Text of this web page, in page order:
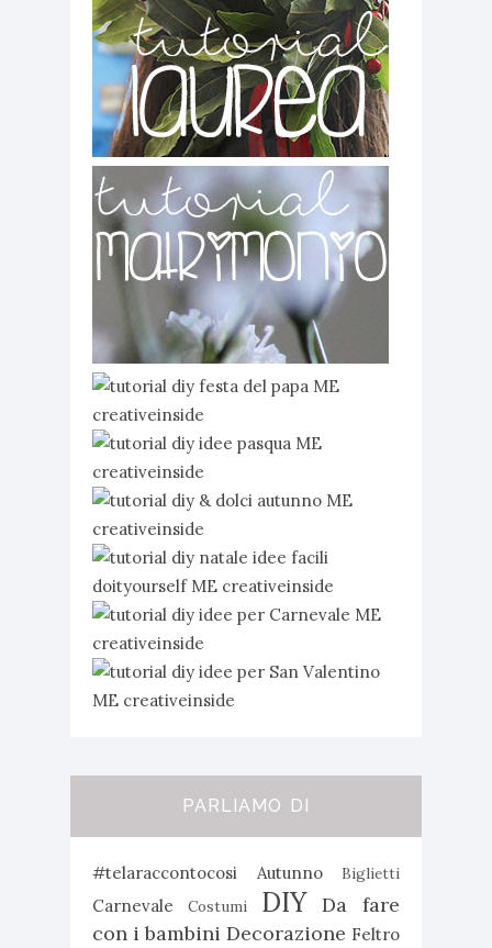
PARLIAMO DI
#telaraccontocosi Autunno Biglietti
Carnevale Costumi DIY
Da fare
con i bambini Decorazione Feltro